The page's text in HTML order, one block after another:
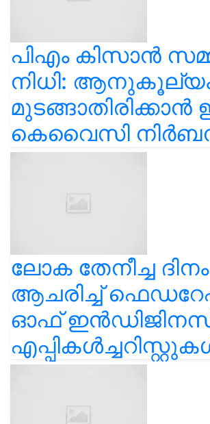
പിഎം കിസാൻ
നിധി:
മുടങ്ങാതിരിക്കാൻ
കെവൈസി
ലോക തേനീച്ച ദിനം
ആചരിച്ച്
ഓഫ്